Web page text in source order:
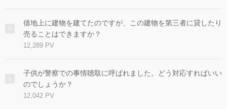
借地上に建物を建てたのですが、この建物を第三者に貸したり
売ることはできますか？
12,289 PV
子供が警察での事情聴取に呼ばれました。どう対応すればいい
のでしょうか？
12,042 PV